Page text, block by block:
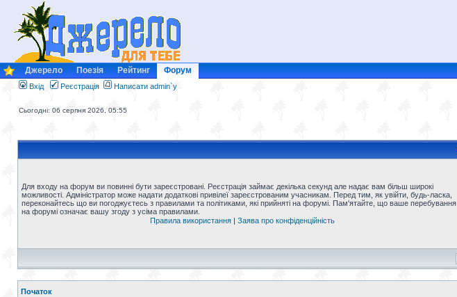
Джерело Поезія Рейтинг Форум
Вхід Реєстрація Написати admin`у
Сьогодні: 06 серпня 2026, 05:55
Для входу на форум ви повинні бути зареєстровані. Реєстрація займає декілька секунд але надає вам більш широкі
можливості. Адміністратор може надати додаткові привілеї зареєстрованим учасникам. Перед тим, як увійти, будь-ласка,
переконайтесь що ви погоджуєтесь з правилами та політиками, які прийняті на форумі. Пам'ятайте, що ваше перебування
на форумі означає вашу згоду з усіма правилами.
Правила використання| Заява про конфіденційність
Початок